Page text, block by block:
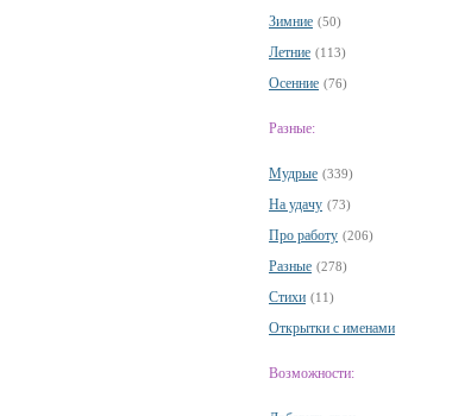
Зимние (50)
Летние (113)
Осенние (76)
Разные:
Мудрые (339)
На удачу (73)
Про работу (206)
Разные (278)
Стихи (11)
Открытки с именами
Возможности: